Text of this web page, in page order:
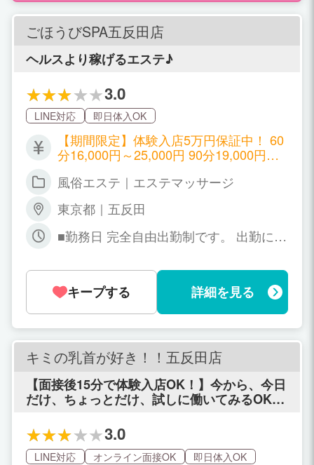
ごほうびSPA五反田店
ヘルスより稼げるエステ♪
3.0
LINE対応 即日体入OK
【期間限定】体験入店5万円保証中！ 60
分16,000円～25,000円 90分19,000円～2
分30,000円～41,000円 本指名様 2,000円
バック その他、オプションバック有り
《90分コースのご利用が平均60％》 完
全選択制のオプションで 90分最大29,00
0円の高額バックも可能！ ■入店してす
帯でお仕事／ 10時～18時（8時間勤務）
90分×4本 【日給56,000円】 ＼お仕事終
わりに終電までお仕事／ 17時～23時（6
時間勤務） 90分×3本 【日給42,000円】
風俗エステ｜エステマッサージ
東京都｜五反田
■勤務日 完全自由出勤制です。 出勤に決
せてご出勤していただけます！ ■勤務時
間 【面接交通費支給！】 9：00～翌5：
00の間のお好きな時間 急なご出勤や短
時間でのご出勤も可能です！
キープする 詳細を見る
キミの乳首が好き！！五反田店
【面接後15分で体験入店OK！】今から、今日
だけ、ちょっとだけ、試しに働いてみるOKで
男性の専門店【キミの乳首が好き!!】
3.0
LINE対応 オンライン面接OK 即日体入OK